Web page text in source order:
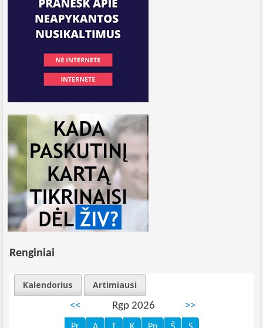
Renginiai
Kalendorius
Artimiausi
<<
Rgp 2026 >>